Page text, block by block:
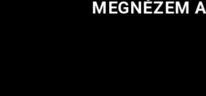
MEGNÉZEM